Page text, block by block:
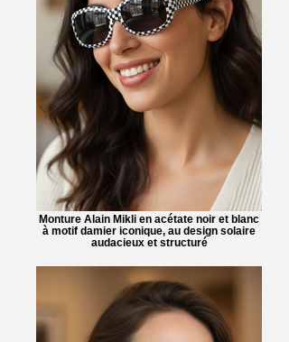
Monture Alain Mikli en acétate noir et blanc
à motif damier iconique, au design solaire
audacieux et structuré